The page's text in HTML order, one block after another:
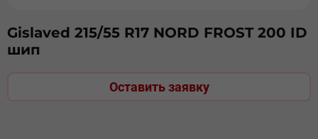
Gislaved 215/55 R17 NORD FROST 200 ID
шип
Оставить заявку